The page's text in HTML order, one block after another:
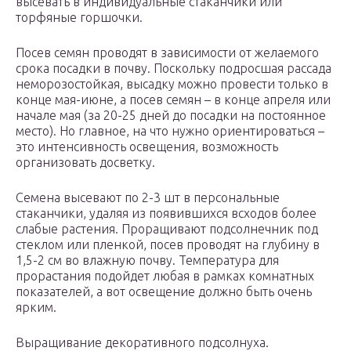
торфяные горшочки.
Посев семян проводят в зависимости от желаемого
срока посадки в почву. Поскольку подросшая рассада
неморозостойкая, высадку можно провести только в
конце мая-июне, а посев семян – в конце апреля или
начале мая (за 20-25 дней до посадки на постоянное
место). Но главное, на что нужно ориентироваться –
это интенсивность освещения, возможность
организовать досветку.
Семена высевают по 2-3 шт в персональные
стаканчики, удаляя из появившихся всходов более
слабые растения. Проращивают подсолнечник под
стеклом или пленкой, посев проводят на глубину в
1,5-2 см во влажную почву. Температура для
прорастания подойдет любая в рамках комнатных
показателей, а вот освещение должно быть очень
ярким.
Выращивание декоративного подсолнуха.